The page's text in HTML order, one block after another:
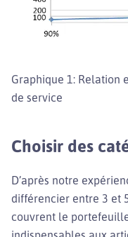
Graphique 1: Relation
de service
Choisir des
D’après notre
différencier entre 3 et
couvrent le